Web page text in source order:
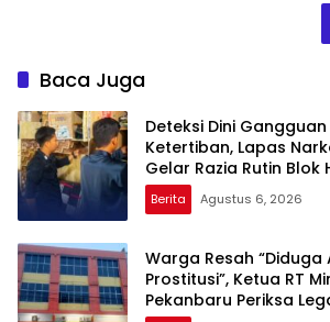
Baca Juga
Deteksi Dini
Ketertiban, Lapas
Gelar Razia Rutin Blok
Berita Agustus 6, 2026
Warga Resah “Diduga
Prostitusi”, Ketua RT
Pekanbaru Periksa